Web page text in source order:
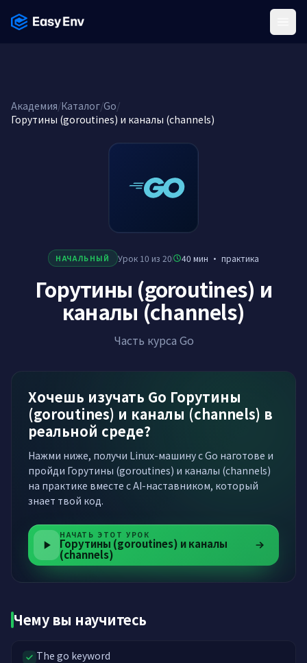
Академия/Каталог/Go/
Горутины (goroutines) и каналы (channels)
НАЧАЛЬНЫЙ Урок 10 из 20 40 мин · практика
Горутины (goroutines) и
каналы (channels)
Часть курса Go
Хочешь изучать Go Горутины
(goroutines) и каналы (channels) в
реальной среде?
Нажми ниже, получи Linux-машину с Go наготове и
пройди Горутины (goroutines) и каналы (channels)
на практике вместе с AI-наставником, который
знает твой код.
НАЧАТЬ ЭТОТ УРОК
Горутины (goroutines) и каналы
(channels)
Чему вы научитесь
The go keyword